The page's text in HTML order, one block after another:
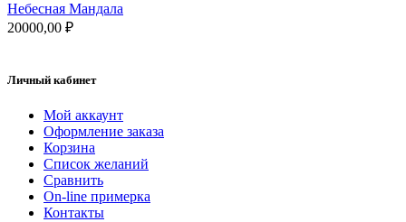
Небесная Мандала
20000,00 ₽
Личный кабинет
Мой аккаунт
Оформление заказа
Корзина
Список желаний
Сравнить
On-line примерка
Контакты